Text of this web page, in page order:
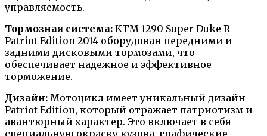
управляемость.
Тормозная система: KTM 1290 Super Duke R
Patriot Edition 2014 оборудован передними и
задними дисковыми тормозами, что
обеспечивает надежное и эффективное
торможение.
Дизайн: Мотоцикл имеет уникальный дизайн
Patriot Edition, который отражает патриотизм и
авантюрный характер. Это включает в себя
специальную окраску кузова, графические